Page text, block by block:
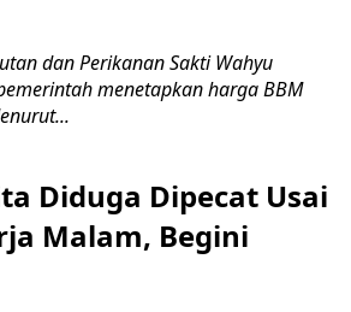
dan Perikanan Sakti Wahyu
menetapkan harga BBM
Diduga Dipecat Usai
Malam, Begini